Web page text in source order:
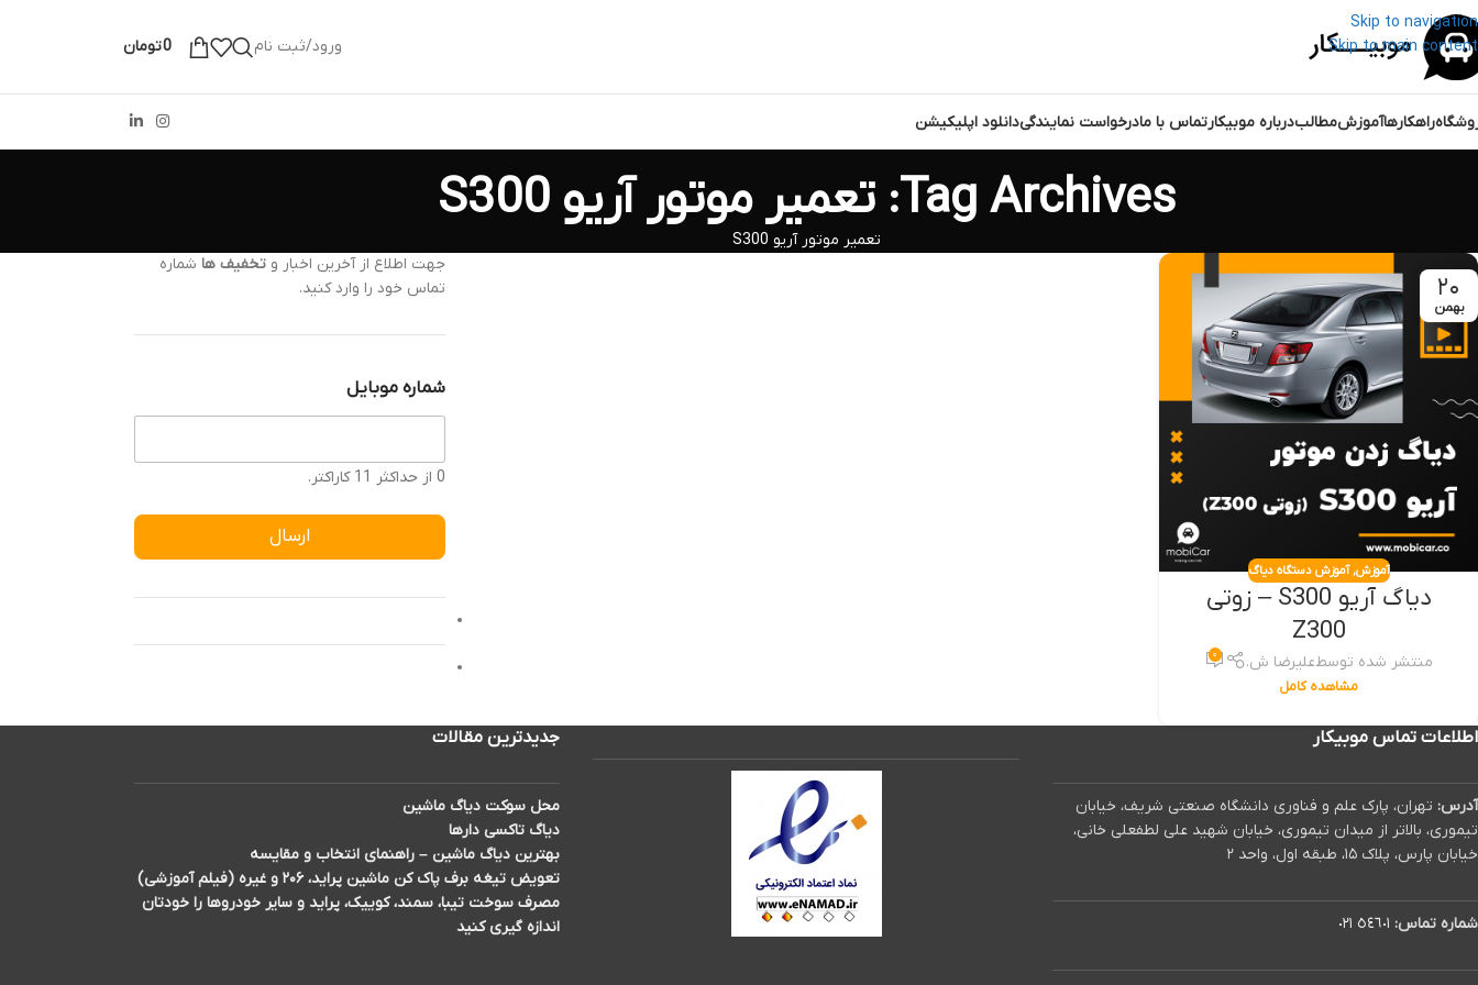
Skip to navigation
Skip to main content
ورود/ثبت نام 0تومان
راهکارهاآموزشمطالبدرباره موبیکارتماس با مادرخواست نمایندگیدانلود اپلیکیشن
Tag Archives: تعمیر موتور آریو S300
تعمیر موتور آریو S300
۲۰
بهمن
آموزش,آموزش دستگاه دیاگ
دیاگ آریو S300 – زوتی
Z300
منتشر شده توسطعلیرضا ش. ۰
مشاهده کامل
جهت اطلاع از آخرین اخبار و تخفیف ها شماره
تماس خود را وارد کنید.
شماره موبایل
0 از حداکثر 11 کاراکتر.
ارسال
اطلاعات تماس موبیکار
آدرس: تهران، پارک علم و فناوری دانشگاه صنعتی شریف، خیابان
تیموری، بالاتر از میدان تیموری، خیابان شهید علی لطفعلی خانی،
خیابان پارس، پلاک ۱۵، طبقه اول، واحد ۲
شماره تماس: ٥٤٦٠١ ٠٢١
جدیدترین مقالات
محل سوکت دیاگ ماشین
دیاگ تاکسی دارها
بهترین دیاگ ماشین – راهنمای انتخاب و مقایسه
تعویض تیغه برف پاک کن ماشین پراید، ۲۰۶ و غیره (فیلم آموزشی)
مصرف سوخت تیبا، سمند، کوییک، پراید و سایر خودروها را خودتان
اندازه گیری کنید